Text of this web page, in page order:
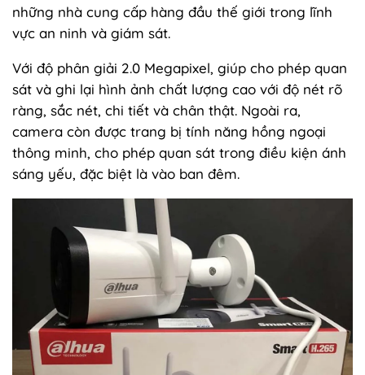
những nhà cung cấp hàng đầu thế giới trong lĩnh
vực an ninh và giám sát.
Với độ phân giải 2.0 Megapixel, giúp cho phép quan
sát và ghi lại hình ảnh chất lượng cao với độ nét rõ
ràng, sắc nét, chi tiết và chân thật. Ngoài ra,
camera còn được trang bị tính năng hồng ngoại
thông minh, cho phép quan sát trong điều kiện ánh
sáng yếu, đặc biệt là vào ban đêm.